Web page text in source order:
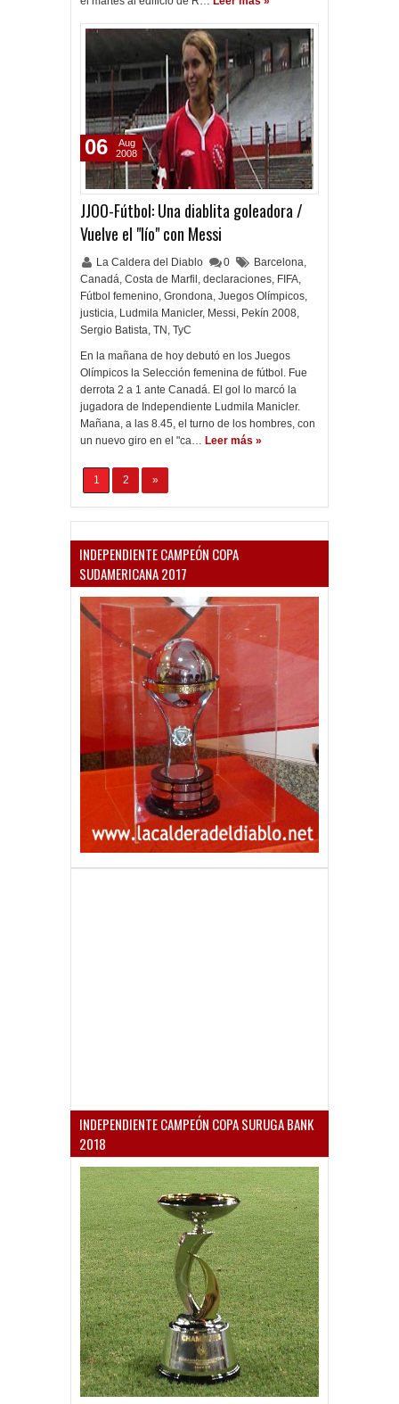
JJOO-Fútbol: Una diablita goleadora /
Vuelve el "lío" con Messi
La Caldera del Diablo 0 Barcelona,
Canadá, Costa de Marfil , declaraciones, FIFA,
Fútbol femenino, Grondona, Juegos Olímpicos,
justicia, Ludmila Manicler, Messi, Pekín 2008,
Sergio Batista, TN , TyC
En la mañana de hoy debutó en los Juegos
Olímpicos la Selección femenina de fútbol. Fue
derrota 2 a 1 ante Canadá. El gol lo marcó la
jugadora de Independiente Ludmila Manicler.
Mañana, a las 8.45, el turno de los hombres, con
un nuevo giro en el "ca… Leer más »
06
Aug
2008
1 2 »
INDEPENDIENTE CAMPEÓN COPA
SUDAMERICANA 2017
INDEPENDIENTE CAMPEÓN COPA SURUGA BANK
2018